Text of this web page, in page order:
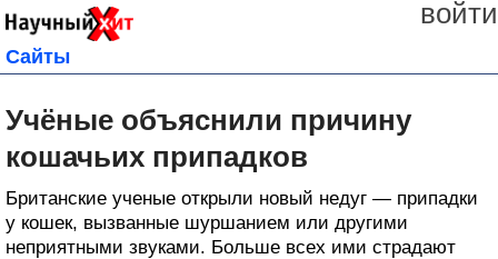
войти
Сайты
Учёные объяснили причину
кошачьих припадков
Британские ученые открыли новый недуг — припадки
у кошек, вызванные шуршанием или другими
неприятными звуками. Больше всех ими страдают